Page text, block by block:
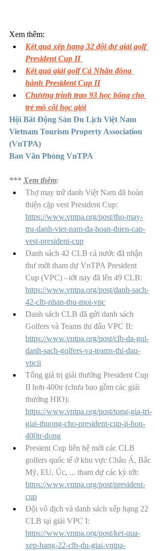
Xem thêm:
Kết quả xếp hạng 32 đội dự giải golf
President Cup II
Kết quả giải golf Cá Nhân đồng
hành President Cup II
Chương trình trao 93 học bổng cho
trẻ mồ côi học giỏi
Hội Bất Động Sản Du Lịch Việt Nam
Vietnam Tourism Property Association
(VnTPA)
Ban Văn Phòng VnTPA
*** Xem thêm:
Thợ may trứ danh Việt Nam đã hoàn
thiện cặp vest President Cup:
https://www.vntpa.org/post/tho-may-
tru-danh-viet-nam-da-hoan-thien-cap-
vest-president-cup
Danh sách 42 CLB cả nước đã nhận
thư mời tham dự VnTPA President
Cup (VPC) - tới nay đã lên 49 CLB:
https://www.vntpa.org/post/danh-sach-
42-clb-nhan-thu-moi-vpc
Danh sách CLB đã gửi danh sách
Golfers và Teams thi đấu VPC II:
https://www.vntpa.org/post/clb-da-gui-
danh-sach-golfers-va-teams-thi-dau-
vpcii
Tổng giá trị giải thướng President Cup
II hơn 400tr (chưa bao gồm các giải
thưởng HIO):
https://www.vntpa.org/post/tong-gia-tri-
giai-thuong-cho-president-cup-ii-hon-
400tr-dong
Presient Cup liên hệ mời các CLB
golfers quốc tế ở khu vực Châu Á, Bắc
Mỹ, EU, Úc, ... tham dự các kỳ tới:
https://www.vntpa.org/post/president-
cup
Đội vô địch và danh sách xếp hạng 22
CLB tại giải VPC I:
https://www.vntpa.org/post/ket-qua-
xep-hang-22-clb-du-giai-vntpa-